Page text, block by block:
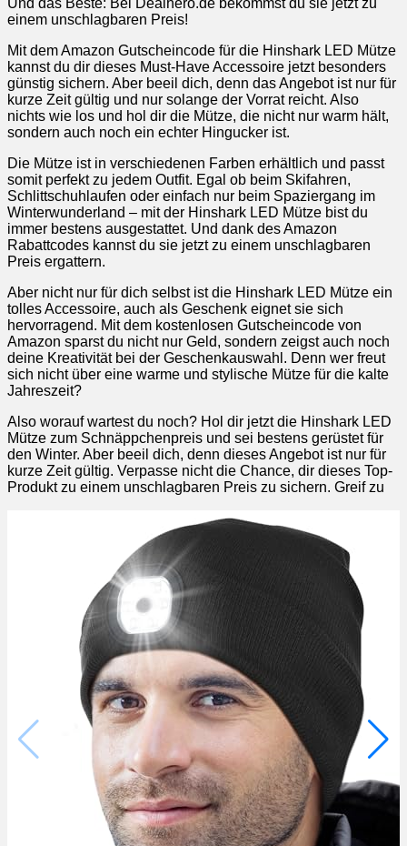
einem unschlagbaren Preis!
Mit dem Amazon Gutscheincode für die Hinshark LED Mütze
kannst du dir dieses Must-Have Accessoire jetzt besonders
günstig sichern. Aber beeil dich, denn das Angebot ist nur für
kurze Zeit gültig und nur solange der Vorrat reicht. Also
nichts wie los und hol dir die Mütze, die nicht nur warm hält,
sondern auch noch ein echter Hingucker ist.
Die Mütze ist in verschiedenen Farben erhältlich und passt
somit perfekt zu jedem Outfit. Egal ob beim Skifahren,
Schlittschuhlaufen oder einfach nur beim Spaziergang im
Winterwunderland – mit der Hinshark LED Mütze bist du
immer bestens ausgestattet. Und dank des Amazon
Rabattcodes kannst du sie jetzt zu einem unschlagbaren
Preis ergattern.
Aber nicht nur für dich selbst ist die Hinshark LED Mütze ein
tolles Accessoire, auch als Geschenk eignet sie sich
hervorragend. Mit dem kostenlosen Gutscheincode von
Amazon sparst du nicht nur Geld, sondern zeigst auch noch
deine Kreativität bei der Geschenkauswahl. Denn wer freut
sich nicht über eine warme und stylische Mütze für die kalte
Jahreszeit?
Also worauf wartest du noch? Hol dir jetzt die Hinshark LED
Mütze zum Schnäppchenpreis und sei bestens gerüstet für
den Winter. Aber beeil dich, denn dieses Angebot ist nur für
kurze Zeit gültig. Verpasse nicht die Chance, dir dieses Top-
Produkt zu einem unschlagbaren Preis zu sichern. Greif zu